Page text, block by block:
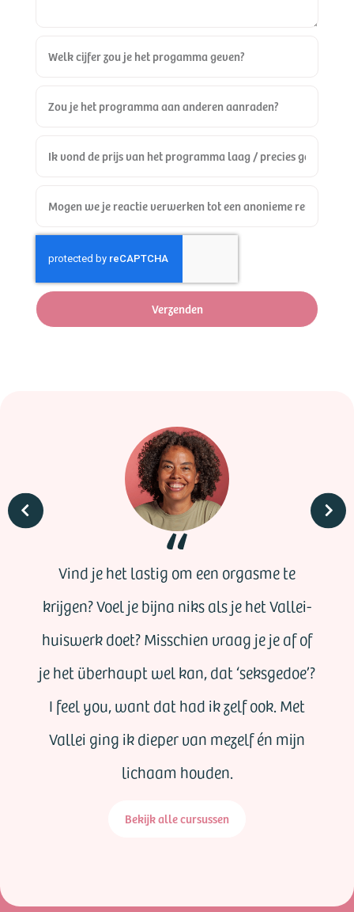
Verzenden
Vind je het lastig om een orgasme te
krijgen? Voel je bijna niks als je het Vallei-
huiswerk doet? Misschien vraag je je af of
je het überhaupt wel kan, dat ‘seksgedoe’?
I feel you, want dat had ik zelf ook. Met
Vallei ging ik dieper van mezelf én mijn
lichaam houden.
Bekijk alle cursussen